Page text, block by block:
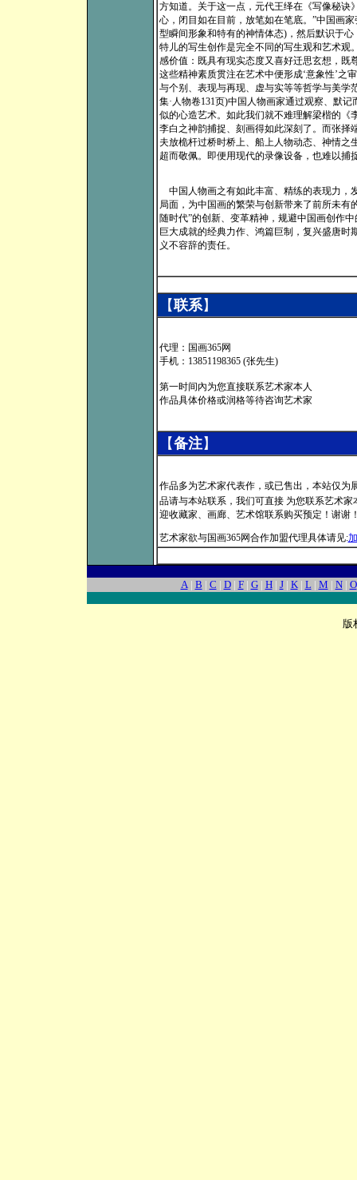
方知道。关于这一点，元代王绎在《写像秘诀
心，闭目如在目前，放笔如在笔底。”中国画
型瞬间形象和特有的神情体态)，然后默识于
特儿的写生创作是完全不同的写生观和艺术观
感价值：既具有现实态度又喜好迁思玄想，既
这些精神素质贯注在艺术中便形成‘意象性’之
与个别、表现与再现、虚与实等等哲学与美
集·人物卷131页)中国人物画家通过观察、默
似的心造艺术。如此我们就不难理解梁楷的《
李白之神韵捕捉、刻画得如此深刻了。而张择
夫放桅杆过桥时桥上、船上人物动态、神情
超而敬佩。即便用现代的录像设备，也难以捕
中国人物画之有如此丰富、精练的表现力，
局面，为中国画的繁荣与创新带来了前所未有
随时代”的创新、变革精神，规避中国画创作
巨大成就的经典力作、鸿篇巨制，复兴盛唐
义不容辞的责任。
【联系】
代理：国画365网
手机：13851198365 (张先生)
第一时间內为您直接联系艺术家本人
作品具体价格或润格等待咨询艺术家
【备注】
作品多为艺术家代表作，或已售出，本站仅为
品请与本站联系，我们可直接 为您联系艺术家
迎收藏家、画廊、艺术馆联系购买预定！谢谢
艺术家欲与国画365网合作加盟代理具体请见:
A| B | C | D| F| G| H| J| K| L| M | N| O
版